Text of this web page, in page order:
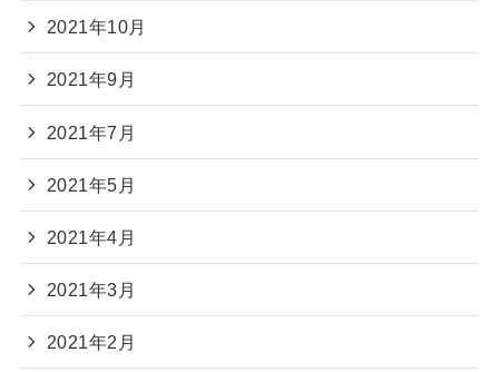
2021年10月
2021年9月
2021年7月
2021年5月
2021年4月
2021年3月
2021年2月